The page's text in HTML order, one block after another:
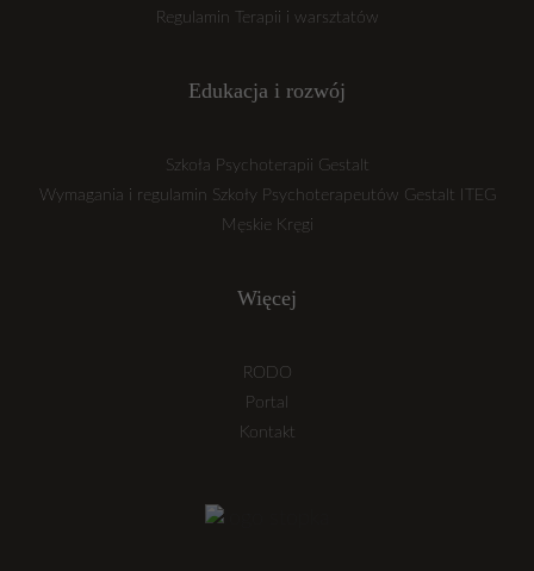
Regulamin Terapii i warsztatów
Edukacja i rozwój
Szkoła Psychoterapii Gestalt
Wymagania i regulamin Szkoły Psychoterapeutów Gestalt ITEG
Męskie Kręgi
Więcej
RODO
Portal
Kontakt